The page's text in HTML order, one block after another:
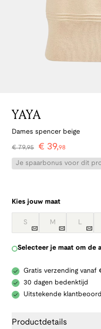
YAYA
Dames spencer beige
€79,95 € 39,98
Je spaarbonus voor dit
Kies jouw maat
S M L
Selecteer je maat om de
Gratis verzending vanaf
30 dagen bedenktijd
Uitstekende
Productdetails